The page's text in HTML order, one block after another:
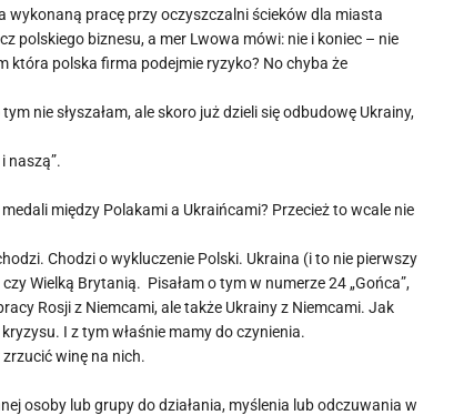
wykonaną pracę przy oczyszczalni ścieków dla miasta
polskiego biznesu, a mer Lwowa mówi: nie i koniec – nie
która polska firma podejmie ryzyko? No chyba że
nie słyszałam, ale skoro już dzieli się odbudowę Ukrainy,
naszą”.
między Polakami a Ukraińcami? Przecież to wcale nie
Chodzi o wykluczenie Polski. Ukraina (i to nie pierwszy
Wielką Brytanią. Pisałam o tym w numerze 24 „Gońca”,
Rosji z Niemcami, ale także Ukrainy z Niemcami. Jak
I z tym właśnie mamy do czynienia.
winę na nich.
osoby lub grupy do działania, myślenia lub odczuwania w